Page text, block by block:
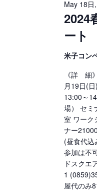
2024
ート
May 18日
米子コン
《詳 細
月19日(
13:00～
場） セミ
室 ワーク
ナー
(昼食代
参加は不
ドスクエ
1
屋代のみ